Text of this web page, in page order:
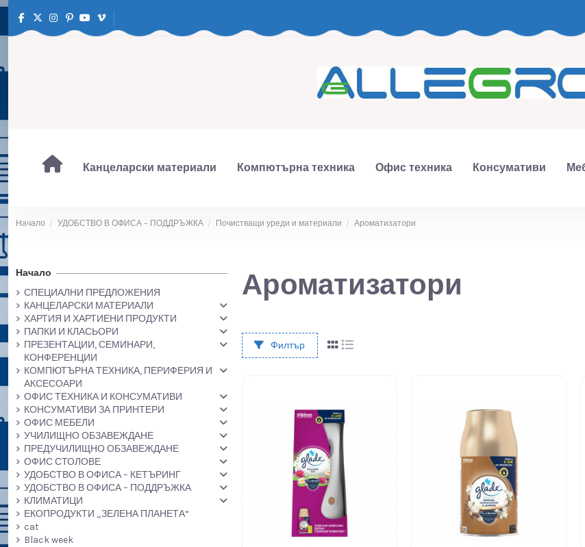
Канцеларски материали Компютърна техника Офис техника Консумативи
Начало УДОБСТВО В ОФИСА – ПОДДРЪЖКА Почистващи уреди и материали Ароматизатори
Ароматизатори
Филтър
Начало
СПЕЦИАЛНИ ПРЕДЛОЖЕНИЯ
КАНЦЕЛАРСКИ МАТЕРИАЛИ
ХАРТИЯ И ХАРТИЕНИ ПРОДУКТИ
ПАПКИ И КЛАСЬОРИ
ПРЕЗЕНТАЦИИ, СЕМИНАРИ,
КОНФЕРЕНЦИИ
КОМПЮТЪРНА ТЕХНИКА, ПЕРИФЕРИЯ И
АКСЕСОАРИ
ОФИС ТЕХНИКА И КОНСУМАТИВИ
КОНСУМАТИВИ ЗА ПРИНТЕРИ
ОФИС МЕБЕЛИ
УЧИЛИЩНО ОБЗАВЕЖДАНЕ
ПРЕДУЧИЛИЩНО ОБЗАВЕЖДАНЕ
ОФИС СТОЛОВЕ
УДОБСТВО В ОФИСА – КЕТЪРИНГ
УДОБСТВО В ОФИСА – ПОДДРЪЖКА
КЛИМАТИЦИ
ЕКОПРОДУКТИ „ЗЕЛЕНА ПЛАНЕТА“
cat
Black week